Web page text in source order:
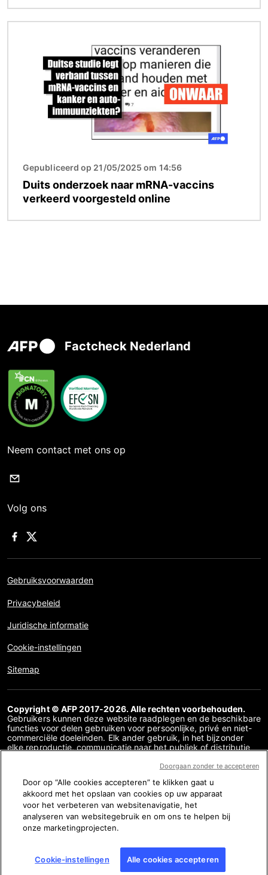
Gepubliceerd op 21/05/2025 om 14:56
Duits onderzoek naar mRNA-vaccins
verkeerd voorgesteld online
Factcheck Nederland
Neem contact met ons op
Volg ons
Gebruiksvoorwaarden
Privacybeleid
Juridische informatie
Cookie-instellingen
Sitemap
Copyright © AFP 2017-2026. Alle rechten voorbehouden.
Gebruikers kunnen deze website raadplegen en de beschikbare
functies voor delen gebruiken voor persoonlijke, privé en niet-
commerciële doeleinden. Elk ander gebruik, in het bijzonder
elke reproductie, communicatie naar het publiek of distributie
enig ander doel en/of op enige andere manier, zonder dat een
is streng verboden. De inhoud die wordt afgebeeld of
opgenomen via links binnen de factchecking inhoud wordt
verstrekt voor zover nodig voor een correct begrip van de
verificatie van de betreffende informatie. AFP heeft geen
rechten verkregen van de auteurs of eigenaren van het
auteursrecht van deze content van derden en is in dit opzicht
Door op “Alle cookies accepteren” te klikken gaat u
akkoord met het opslaan van cookies op uw apparaat
voor het verbeteren van websitenavigatie, het
analyseren van websitegebruik en om ons te helpen bij
onze marketingprojecten.
Cookie-instellingen Alle cookies accepteren
Doorgaan zonder te accepteren